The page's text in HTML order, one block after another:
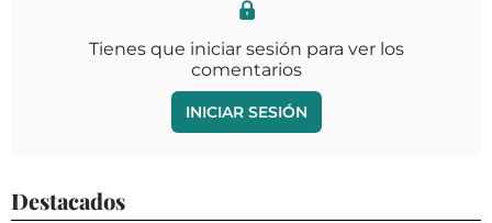
Tienes que iniciar sesión para ver los
comentarios
INICIAR SESIÓN
Destacados